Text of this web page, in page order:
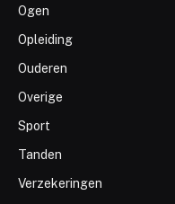
Ogen
Opleiding
Ouderen
Overige
Sport
Tanden
Verzekeringen